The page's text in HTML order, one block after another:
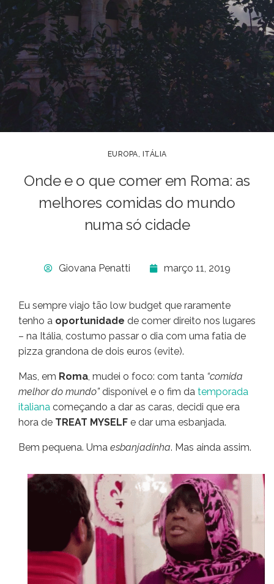
EUROPA, ITÁLIA
Onde e o que comer em Roma: as
melhores comidas do mundo
numa só cidade
Giovana Penatti março 11, 2019
Eu sempre viajo tão low budget que raramente
tenho a oportunidade de comer direito nos lugares
– na Itália, costumo passar o dia com uma fatia de
pizza grandona de dois euros (evite).
Mas, em Roma, mudei o foco: com tanta “comida
melhor do mundo”disponível e o fim da temporada
italiana começando a dar as caras, decidi que era
hora de TREAT MYSELF e dar uma esbanjada.
Bem pequena. Uma esbanjadinha. Mas ainda assim.